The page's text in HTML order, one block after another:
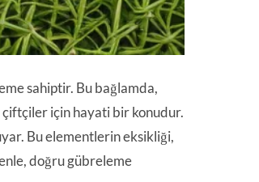
sahiptir. Bu bağlamda,
çiftçiler için hayati bir konudur.
Bu elementlerin eksikliği,
doğru gübreleme